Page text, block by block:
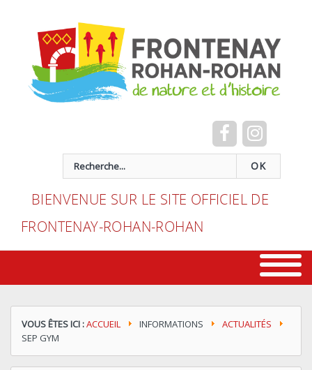
OK
BIENVENUE SUR LE SITE OFFICIEL DE
FRONTENAY-ROHAN-ROHAN
VOUS ÊTES ICI :ACCUEIL INFORMATIONS
ACTUALITÉS
SEP GYM